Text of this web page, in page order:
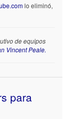
lo eliminó,
de equipos
Vincent Peale.
para